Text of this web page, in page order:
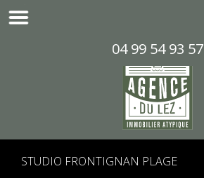
04 99 54 93 57
STUDIO FRONTIGNAN PLAGE